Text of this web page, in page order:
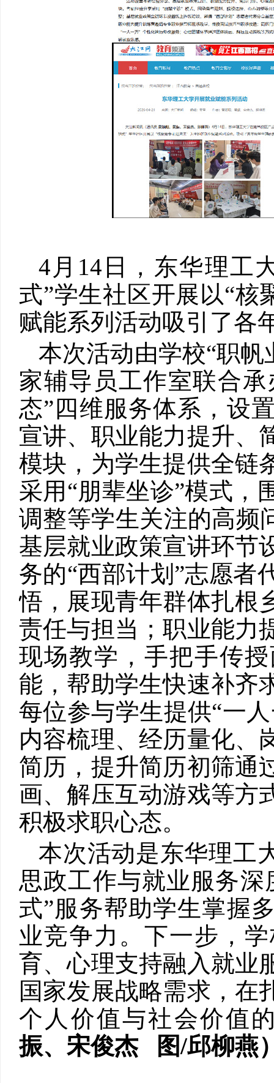
4月14日，东华理工
式”学生社区开展以“核
赋能系列活动吸引了各
本次活动由学校“职帆
家辅导员工作室联合
态”四维服务体系，设
宣讲、职业能力提升、
模块，为学生提供全链
采用“朋辈坐诊”模式，
调整等学生关注的高频
基层就业政策宣讲环节
务的“西部计划”志愿者
悟，展现青年群体扎根
责任与担当；职业能力
现场教学，手把手传
能，帮助学生快速补齐
每位参与学生提供“一
内容梳理、经历量化、
简历，提升简历初筛通
画、解压互动游戏等方
积极求职心态。
本次活动是东华理工
思政工作与就业服务
式”服务帮助学生掌握
业竞争力。下一步，
育、心理支持融入就业
国家发展战略需求，在
个人价值与社会价值
振、宋俊杰 图/邱柳燕